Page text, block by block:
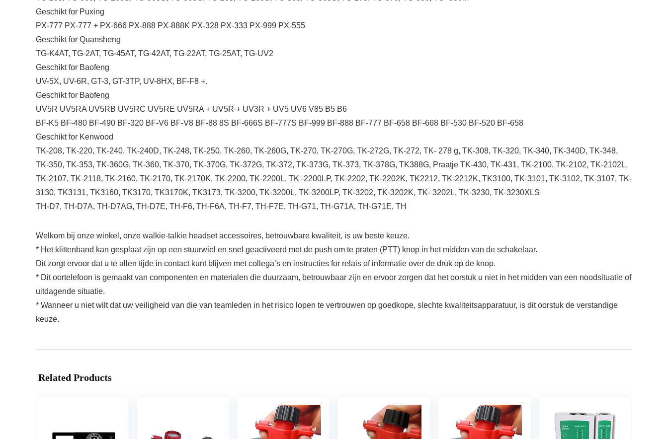
Geschikt for Puxing
PX-777 PX-777 + PX-666 PX-888 PX-888K PX-328 PX-333 PX-999 PX-555
Geschikt for Quansheng
TG-K4AT, TG-2AT, TG-45AT, TG-42AT, TG-22AT, TG-25AT, TG-UV2
Geschikt for Baofeng
UV-5X, UV-6R, GT-3, GT-3TP, UV-8HX, BF-F8 +.
Geschikt for Baofeng
UV5R UV5RA UV5RB UV5RC UV5RE UV5RA + UV5R + UV3R + UV5 UV6 V85 B5 B6
BF-K5 BF-480 BF-490 BF-320 BF-V6 BF-V8 BF-88 8S BF-666S BF-777S BF-999 BF-888 BF-777 BF-658 BF-668 BF-530 BF-520 BF-658
Geschikt for Kenwood
TK-208, TK-220, TK-240, TK-240D, TK-248, TK-250, TK-260, TK-260G, TK-270, TK-270G, TK-272G, TK-272, TK- 278 g, TK-308, TK-320, TK-340, TK-340D, TK-348,
TK-350, TK-353, TK-360G, TK-360, TK-370, TK-370G, TK-372G, TK-372, TK-373G, TK-373, TK-378G, TK388G, Praatje TK-430, TK-431, TK-2100, TK-2102, TK-2102L,
TK-2107, TK-2118, TK-2160, TK-2170, TK-2170K, TK-2200, TK-2200L, TK -2200LP, TK-2202, TK-2202K, TK2212, TK-2212K, TK3100, TK-3101, TK-3102, TK-3107, TK-
3130, TK3131, TK3160, TK3170, TK3170K, TK3173, TK-3200, TK-3200L, TK-3200LP, TK-3202, TK-3202K, TK- 3202L, TK-3230, TK-3230XLS
TH-D7, TH-D7A, TH-D7AG, TH-D7E, TH-F6, TH-F6A, TH-F7, TH-F7E, TH-G71, TH-G71A, TH-G71E, TH
Welkom bij onze winkel, onze walkie-talkie headset accessoires, betrouwbare kwaliteit, is uw beste keuze.
* Het klittenband kan gesplaat zijn op een stuurwiel en snel geactiveerd met de push om te praten (PTT) knop in het midden van de schakelaar.
Dit zorgt ervoor dat u te allen tijde in contact kunt blijven met collega’s en instructies for relais of informatie over de druk op de knop.
* Dit oortelefoon is gemaakt van componenten en materialen die duurzaam, betrouwbaar zijn en ervoor zorgen dat het oorstuk u niet in het midden van een noodsituatie of
uitdagende situatie.
* Wanneer u niet wilt dat uw veiligheid van die van teamleden in het risico lopen te vertrouwen op goedkope, slechte kwaliteitsapparatuur, is dit oorstuk de verstandige
keuze.
Related Products